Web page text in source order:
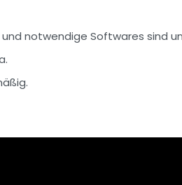
notwendige Softwares sind